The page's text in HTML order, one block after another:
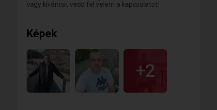
vagy kíváncsi, vedd fel velem a kapcsolatot!
Képek
+2